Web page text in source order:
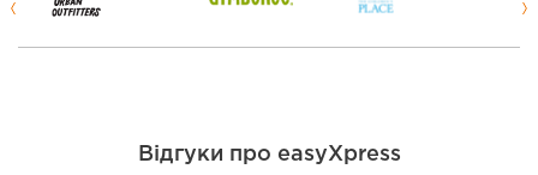
Відгуки про easyXpress